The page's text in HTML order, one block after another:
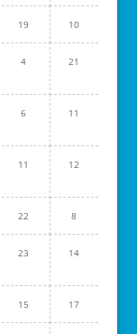
19 10
4 21
6 11
11 12
22 8
23 14
15 17